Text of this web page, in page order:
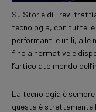
Su Storie di Trevi
tecnologia, con tutte
performanti e utili, alle
fino a normative e
l’articolato mondo
La tecnologia è
questa è strettamente